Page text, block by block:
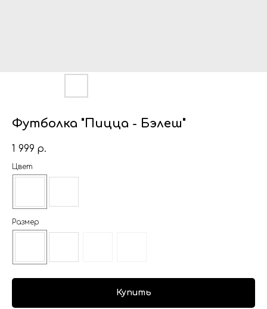
Футболка "Пицца - Бэлеш"
1 999 р.
Цвет
Размер
Купить